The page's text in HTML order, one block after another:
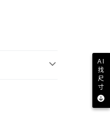
成。
AI
找
尺
寸